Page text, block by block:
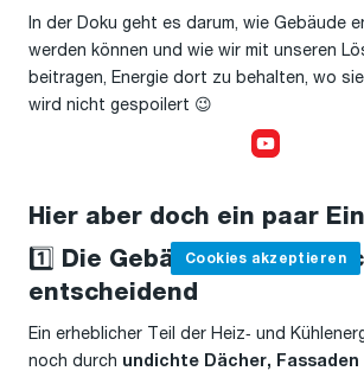
In der Doku geht es darum, wie Gebäude
werden können und wie wir mit unseren
beitragen, Energie dort zu behalten, wo
wird nicht gespoilert 😉
Cookies akzeptieren
Hier aber doch ein paar
1️⃣ Die Gebäudehülle:
entscheidend
Ein erheblicher Teil der Heiz‑ und
noch durch undichte Dächer, Fassaden